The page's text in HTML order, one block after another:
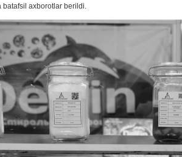
axborotlar berildi.